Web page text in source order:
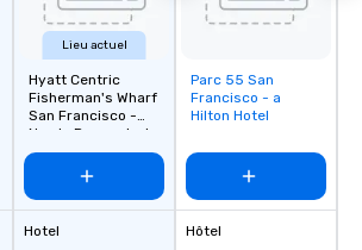
remember to submit
Feel Like a VIP at
Smacking Foodie
about waiting in line
restaurant or being
than desirable table.
everyone is treated
Lieu actuel
Hyatt Centric
Fisherman's Wharf
San Francisco -
Newly Renovated
Hotel
Removed from
favorites
Parc 55 San
Francisco - a
Hilton Hotel
Hôtel